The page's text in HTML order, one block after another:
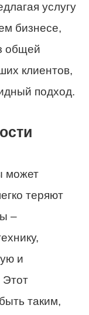
услугу
бизнесе,
общей
клиентов,
подход.
может
теряют
–
и
Этот
таким,